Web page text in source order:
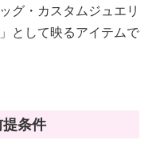
グ・カスタムジュエリ
として映るアイテムで
条件